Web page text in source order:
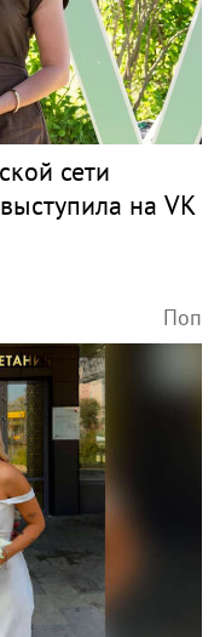
сети
на VK
Поп